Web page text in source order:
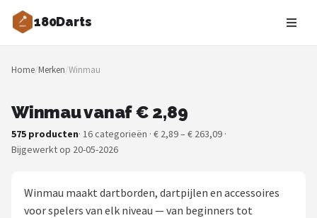
180Darts
Zoeken
NAVIGATIE
Merken
Dartspelers
Home/Merken/Winmau
Winmau vanaf € 2,89
575 producten· 16 categorieën · € 2,89 – € 263,09 ·
Bijgewerkt op 20-05-2026
Winmau maakt dartborden, dartpijlen en accessoires
voor spelers van elk niveau — van beginners tot